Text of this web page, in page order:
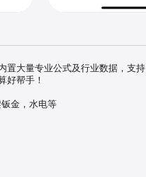
置大量专业公式及行业数据，支持
好帮手！
金，水电等
种工作场景诉求